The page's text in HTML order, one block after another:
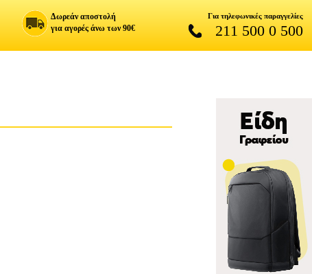
Δωρεάν αποστολή
για αγορές άνω των 90€
Για τηλεφωνικές παραγγελίες
211 500 0 500